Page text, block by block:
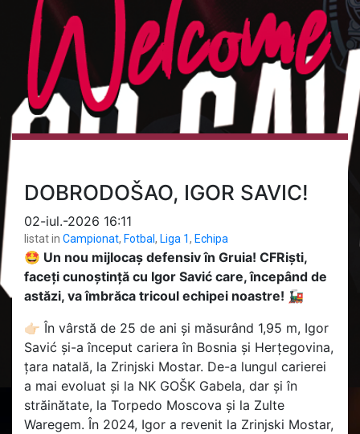
DOBRODOŠAO, IGOR SAVIC!
02-iul.-2026 16:11
listat in Campionat, Fotbal , Liga 1, Echipa
🤩 Un nou mijlocaș defensiv în Gruia! CFRiști,
faceți cunoștință cu Igor Savić care, începând de
astăzi, va îmbrăca tricoul echipei noastre! 🚂
👉🏻 În vârstă de 25 de ani și măsurând 1,95 m, Igor
Savić și-a început cariera în Bosnia și Herțegovina,
țara natală, la Zrinjski Mostar. De-a lungul carierei
a mai evoluat și la NK GOŠK Gabela, dar și în
străinătate, la Torpedo Moscova și la Zulte
Waregem. În 2024, Igor a revenit la Zrinjski Mostar,